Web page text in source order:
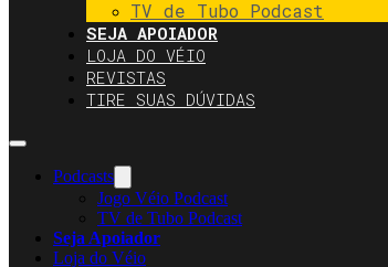
TV de Tubo Podcast
SEJA APOIADOR
LOJA DO VÉIO
REVISTAS
TIRE SUAS DÚVIDAS
Podcasts
Jogo Véio Podcast
TV de Tubo Podcast
Seja Apoiador
Loja do Véio